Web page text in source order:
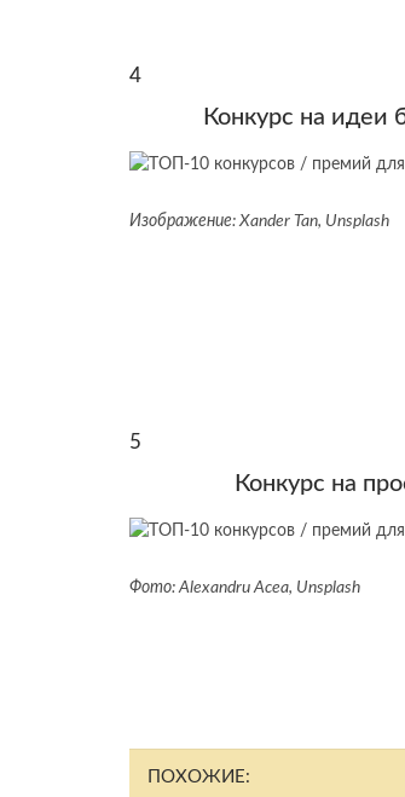
4
Конкурс на идеи
Изображение: Xander Tan, Unsplash
5
Конкурс на
Фото: Alexandru Acea, Unsplash
ПОХОЖИЕ: